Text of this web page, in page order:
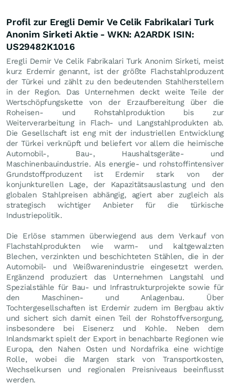
Profil zur Eregli Demir Ve Celik Fabrikalari Turk
Anonim Sirketi Aktie - WKN: A2ARDK ISIN:
US29482K1016
Eregli Demir Ve Celik Fabrikalari Turk Anonim Sirketi, meist
kurz Erdemir genannt, ist der größte Flachstahlproduzent
der Türkei und zählt zu den bedeutenden Stahlherstellern
in der Region. Das Unternehmen deckt weite Teile der
Wertschöpfungskette von der Erzaufbereitung über die
Roheisen- und Rohstahlproduktion bis zur
Weiterverarbeitung in Flach- und Langstahlprodukten ab.
Die Gesellschaft ist eng mit der industriellen Entwicklung
der Türkei verknüpft und beliefert vor allem die heimische
Automobil-, Bau-, Haushaltsgeräte- und
Maschinenbauindustrie. Als energie- und rohstoffintensiver
Grundstoffproduzent ist Erdemir stark von der
konjunkturellen Lage, der Kapazitätsauslastung und den
globalen Stahlpreisen abhängig, agiert aber zugleich als
strategisch wichtiger Anbieter für die türkische
Industriepolitik.
Die Erlöse stammen überwiegend aus dem Verkauf von
Flachstahlprodukten wie warm- und kaltgewalzten
Blechen, verzinkten und beschichteten Stählen, die in der
Automobil- und Weißwarenindustrie eingesetzt werden.
Ergänzend produziert das Unternehmen Langstahl und
Spezialstähle für Bau- und Infrastrukturprojekte sowie für
den Maschinen- und Anlagenbau. Über
Tochtergesellschaften ist Erdemir zudem im Bergbau aktiv
und sichert sich damit einen Teil der Rohstoffversorgung,
insbesondere bei Eisenerz und Kohle. Neben dem
Inlandsmarkt spielt der Export in benachbarte Regionen wie
Europa, den Nahen Osten und Nordafrika eine wichtige
Rolle, wobei die Margen stark von Transportkosten,
Wechselkursen und regionalen Preisniveaus beeinflusst
werden.